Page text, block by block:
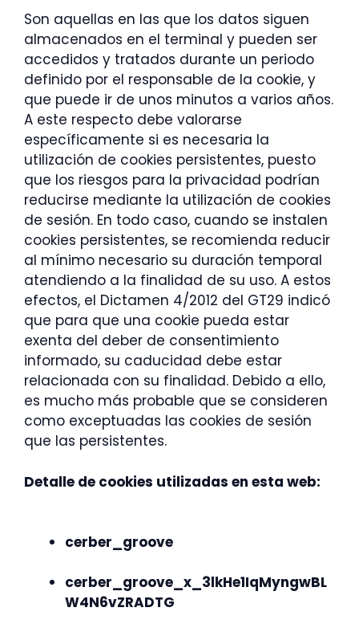
Son aquellas en las que los datos siguen
almacenados en el terminal y pueden ser
accedidos y tratados durante un periodo
definido por el responsable de la cookie, y
que puede ir de unos minutos a varios años.
A este respecto debe valorarse
específicamente si es necesaria la
utilización de cookies persistentes, puesto
que los riesgos para la privacidad podrían
reducirse mediante la utilización de cookies
de sesión. En todo caso, cuando se instalen
cookies persistentes, se recomienda reducir
al mínimo necesario su duración temporal
atendiendo a la finalidad de su uso. A estos
efectos, el Dictamen 4/2012 del GT29 indicó
que para que una cookie pueda estar
exenta del deber de consentimiento
informado, su caducidad debe estar
relacionada con su finalidad. Debido a ello,
es mucho más probable que se consideren
como exceptuadas las cookies de sesión
que las persistentes.
Detalle de cookies utilizadas en esta web:
cerber_groove
cerber_groove_x_3lkHe1IqMyngwBL
W4N6vZRADTG